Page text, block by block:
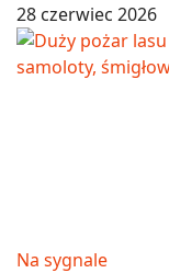
28 czerwiec 2026
Na sygnale